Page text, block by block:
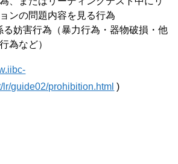
ンの問題内容を見る行為
る妨害行為（暴力行為・器物破損・他
為など）
guide02/prohibition.html )